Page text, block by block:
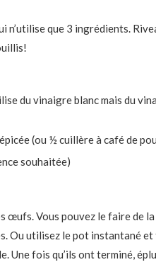
n’utilise que 3 ingrédients.
du vinaigre blanc mais du
(ou ½ cuillère à café de
souhaitée)
œufs. Vous pouvez le faire de
Ou utilisez le pot instantané
Une fois qu’ils ont terminé,